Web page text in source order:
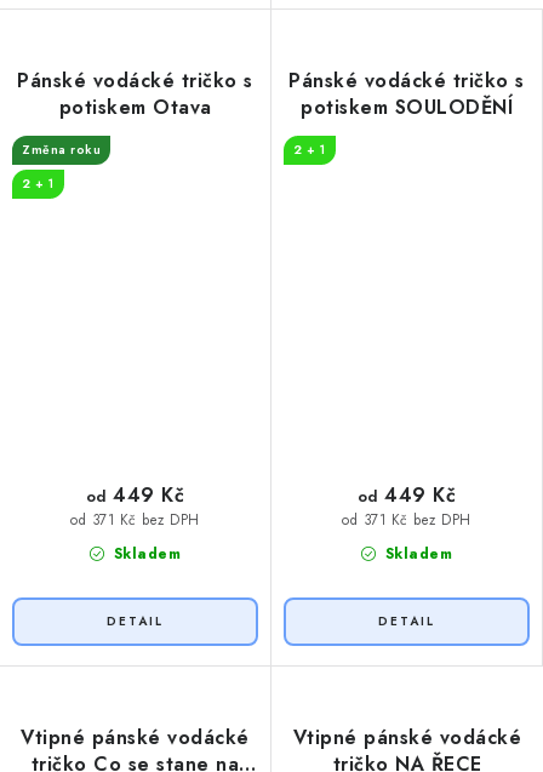
Pánské vodácké tričko s
potiskem Otava
Změna roku
2 + 1
Skladem
od 371 Kč bez DPH
od 449 Kč
Pánské vodácké tričko s
potiskem SOULODĚNÍ
2 + 1
Skladem
od 371 Kč bez DPH
od 449 Kč
Vtipné pánské vodácké
tričko Co se stane na
Vtipné pánské vodácké
tričko NA ŘECE